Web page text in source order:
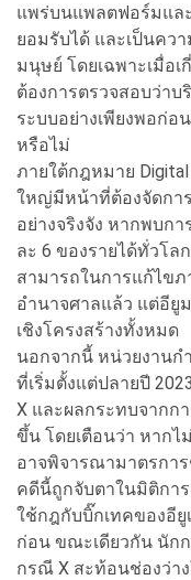
แพร่บนแพลตฟอร์มแล
ยอมรับได้ และเป็นคว
มนุษย์ โดยเฉพาะเมื่อเ
ต้องการตรวจสอบว่าบ
ระบบอย่างเพียงพอก่อ
หรือไม่
ภายใต้กฎหมาย
ใหญ่มีหน้าที่ต้องจัดกา
อย่างจริงจัง หากพบก
ละ 6 ของรายได้ทั่วโล
สามารถในการแก้ไข
อำนาจศาลแล้ว แต่อียู
เชิงโครงสร้างทั้งหมด
นอกจากนี้ หน่วยงานก
ที่เริ่มตั้งแต่ปลายปี
X และผลกระทบจากก
ขึ้น โดยเตือนว่า หาก
อาจพิจารณามาตรการ
คดีนี้ถูกจับตาในมิติการ
ใช้กฎกับบิ๊กเทคของอียู
ก่อน ขณะเดียวกัน นัก
กรณี X สะท้อนช่องว่า